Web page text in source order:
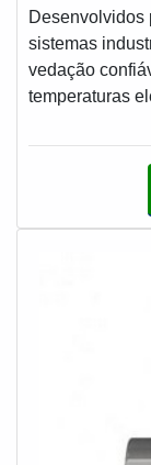
Desenvolvidos
sistemas
vedação
temperaturas
operacional,
ISO 9001 e